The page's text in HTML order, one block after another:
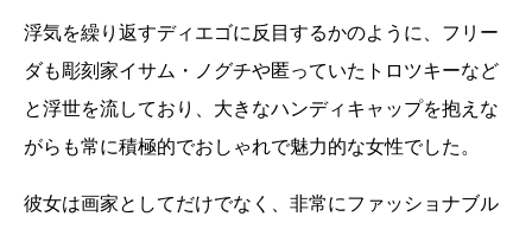
浮気を繰り返すディエゴに反目するかのように、フリー
ダも彫刻家イサム・ノグチや匿っていたトロツキーなど
と浮世を流しており、大きなハンディキャップを抱えな
がらも常に積極的でおしゃれで魅力的な女性でした。
彼女は画家としてだけでなく、非常にファッショナブル